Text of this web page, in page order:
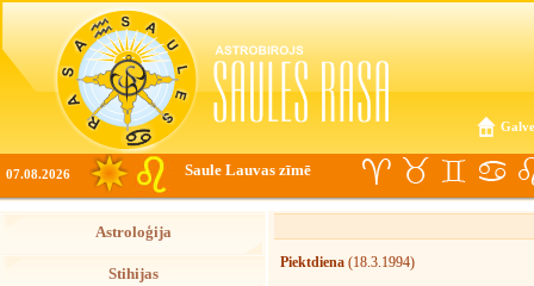
07.08.2026 Saule Lauvas zīmē
Astroloģija
Stihijas
Piektdiena (18.3.1994)